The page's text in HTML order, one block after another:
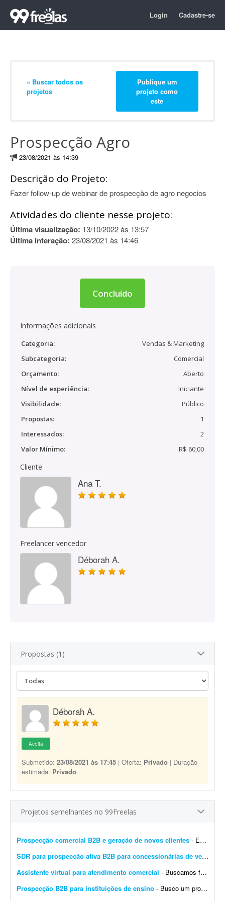
Login Cadastre-se
« Buscar todos os
projetos
Publique um
projeto como
este
Prospecção Agro
23/08/2021 às 14:39
Descrição do Projeto:
Fazer follow-up de webinar de prospecção de agro negocios
Atividades do cliente nesse projeto:
Última visualização: 13/10/2022 às 13:57
Última interação: 23/08/2021 às 14:46
Concluído
Informações adicionais
Categoria:
Vendas & Marketing
Subcategoria:
Comercial
Orçamento:
Aberto
Nível de experiência:
Iniciante
Visibilidade:
Público
Propostas:
1
Interessados:
2
Valor Mínimo:
R$ 60,00
Cliente
Ana T.
Freelancer vencedor
Déborah A.
Propostas (1)
Déborah A.
Aceita
Submetido: 23/08/2021 às 17:45 | Oferta: Privado | Duração
estimada: Privado
Projetos semelhantes no 99Freelas
Prospecção comercial B2B e geração de novos clientes - Estamos buscando um profissional com perfil comercial para atuar em um projeto de prospecção e desenvolvimento de novas oportunidades B2B para a Guebly. O objetivo será identi...
SDR para prospecção ativa B2B para concessionárias de veículos
Assistente virtual para atendimento comercial - Buscamos freelancer para realizar o atendimento de leads, com horário flexível. Os contatos chegarão através de nossas campanhas de marketing. O profissional não...
Prospecção B2B para instituições de ensino - Busco um profissional freelancer com experiência em prospecção ativa e vendas consultivas B2B para entrar em contato com instituições de ensino. A lista de contat...